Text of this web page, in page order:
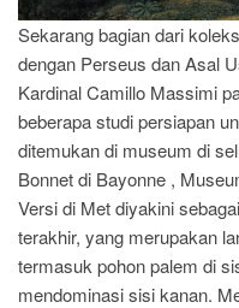
Sekarang bagian dari
dengan Perseus dan Asal
Kardinal Camillo Massimi
beberapa studi persiapan
ditemukan di museum di
Bonnet di Bayonne ,
Versi di Met diyakini
terakhir, yang merupakan
termasuk pohon palem di
mendominasi sisi kanan.